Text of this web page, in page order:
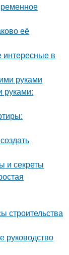
её
в
руками
руками:
и секреты
строительства
руководство